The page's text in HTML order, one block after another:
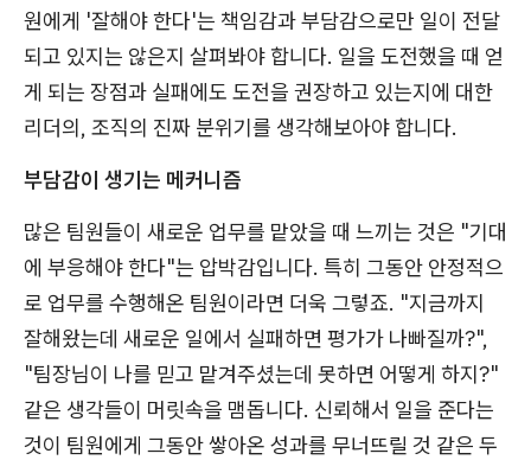
원에게 '잘해야 한다'는 책임감과 부담감으로만 일이 전달
되고 있지는 않은지 살펴봐야 합니다. 일을 도전했을 때 얻
게 되는 장점과 실패에도 도전을 권장하고 있는지에 대한
리더의, 조직의 진짜 분위기를 생각해보아야 합니다.
부담감이 생기는 메커니즘
많은 팀원들이 새로운 업무를 맡았을 때 느끼는 것은 "기대
에 부응해야 한다"는 압박감입니다. 특히 그동안 안정적으
로 업무를 수행해온 팀원이라면 더욱 그렇죠. "지금까지
잘해왔는데 새로운 일에서 실패하면 평가가 나빠질까?",
"팀장님이 나를 믿고 맡겨주셨는데 못하면 어떻게 하지?"
같은 생각들이 머릿속을 맴돕니다. 신뢰해서 일을 준다는
것이 팀원에게 그동안 쌓아온 성과를 무너뜨릴 것 같은 두